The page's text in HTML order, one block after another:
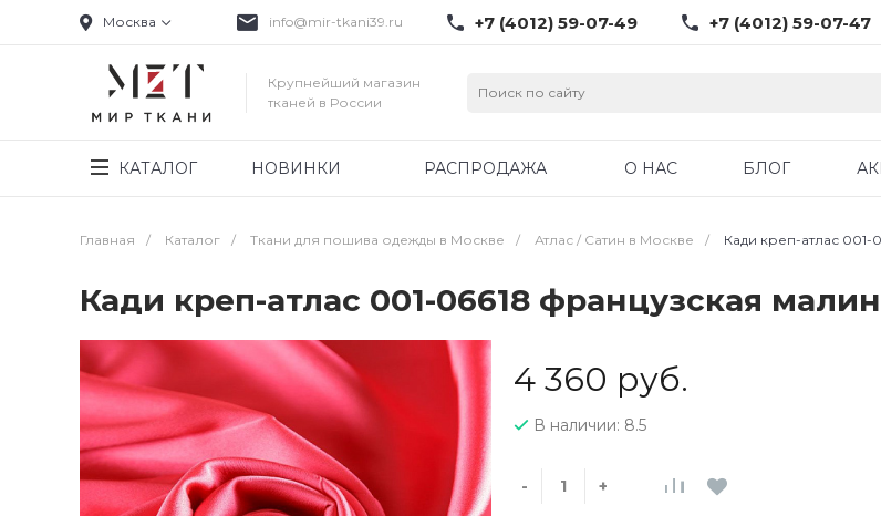
Москва info@mir-tkani39.ru +7 (4012) 59-07-49 +7 (4012) 59-07-47
Крупнейший магазин
тканей в России
КАТАЛОГ НОВИНКИ РАСПРОДАЖА О НАС БЛОГ
Главная / Каталог / Ткани для пошива одежды в Москве / Атлас / Cатин в Москве / Кади креп-атлас
Кади креп-атлас 001-06618 французская
4 360 руб.
В наличии: 8.5
- +